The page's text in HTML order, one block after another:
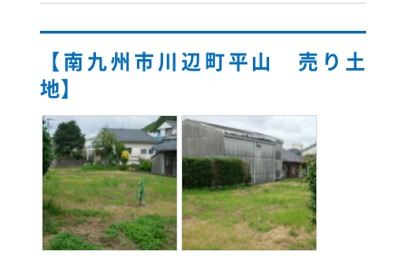
【南九州市川辺町平山 売り土
地】